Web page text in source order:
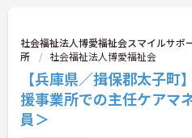
社会福祉法人博愛福祉会スマイルサポ
所
社会福祉法人博愛福祉会
【兵庫県／揖保郡太子
援事業所での主任ケアマ
員＞